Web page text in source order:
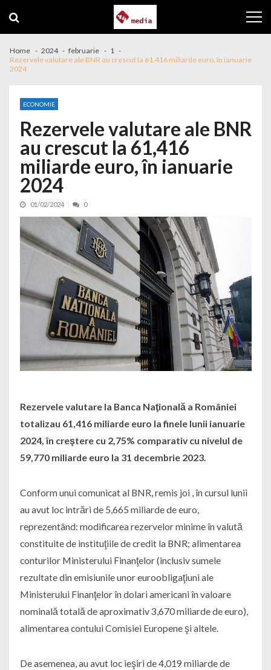
Home 2024 februarie
1
Rezervele valutare ale BNR au crescut la 61,416 miliarde euro, în ianuarie
2024
ECONOMIE
Rezervele valutare ale BNR
au crescut la 61,416
miliarde euro, în ianuarie
2024
01/02/2024 0
Rezervele valutare la Banca Naţională a României
totalizau 61,416 miliarde euro la finele lunii ianuarie
2024, în creştere cu 2,75% comparativ cu nivelul de
59,770 miliarde euro la 31 decembrie 2023.
Conform unui comunicat al BNR, remis joi , în cursul lunii
au avut loc intrări de 5,665 miliarde de euro,
reprezentând: modificarea rezervelor minime în valută
constituite de instituţiile de credit la BNR; alimentarea
conturilor Ministerului Finanţelor (inclusiv sumele
rezultate din emisiunile unor euroobligaţiuni ale
Ministerului Finanţelor în dolari americani în valoare
nominală totală de aproximativ 3,670 miliarde de euro),
alimentarea contului Comisiei Europene şi altele.
De asemenea, au avut loc ieşiri de 4,019 miliarde de